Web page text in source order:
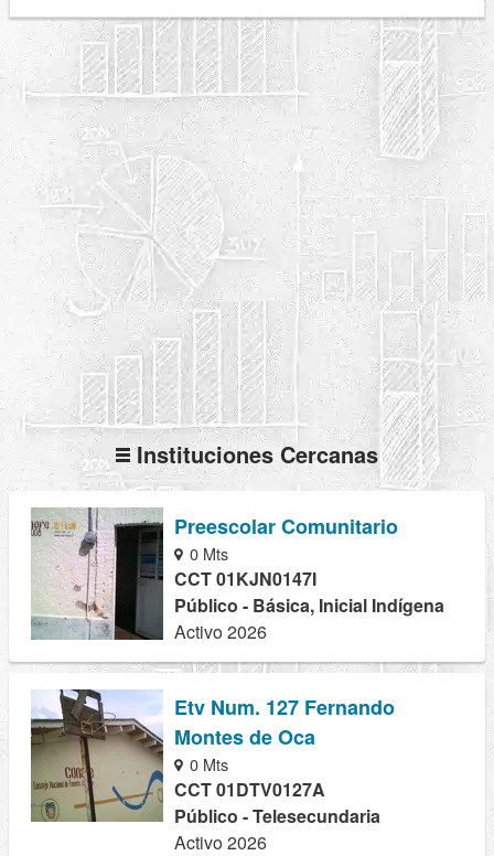
Instituciones Cercanas
Preescolar Comunitario
0 Mts
CCT 01KJN0147I
Público - Básica, Inicial Indígena
Activo 2026
Etv Num. 127 Fernando
Montes de Oca
0 Mts
CCT 01DTV0127A
Público - Telesecundaria
Activo 2026